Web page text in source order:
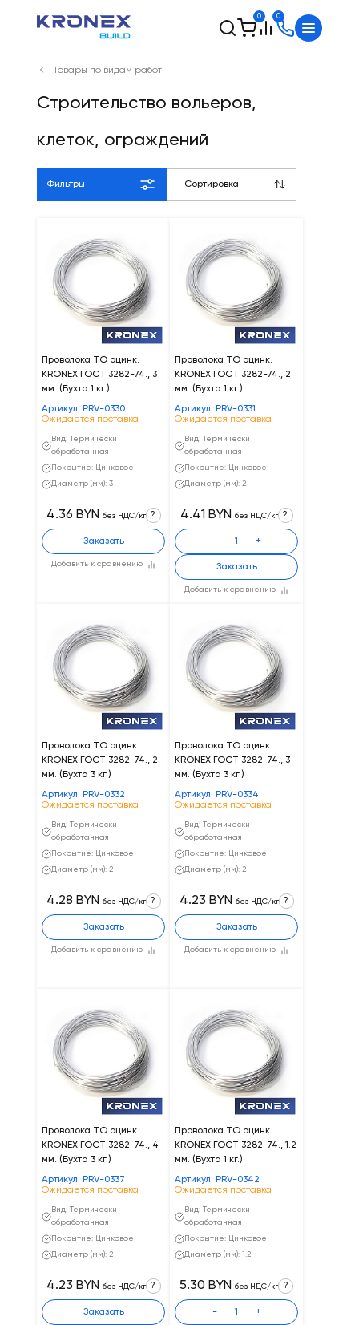
0 0
Товары по видам работ
Строительство вольеров,
клеток, ограждений
Фильтры - Сортировка -
Проволока ТО оцинк.
KRONEX ГОСТ 3282-74., 3
мм. (Бухта 1 кг.)
Артикул: PRV-0330
Ожидается поставка
Вид: Термически
обработанная
Покрытие: Цинковое
Диаметр (мм): 3
Добавить к сравнению
4.36 BYN без НДС/кг ?
Заказать
Проволока ТО оцинк.
KRONEX ГОСТ 3282-74., 2
мм. (Бухта 1 кг.)
Артикул: PRV-0331
Ожидается поставка
Вид: Термически
обработанная
Покрытие: Цинковое
Диаметр (мм): 2
Добавить к сравнению
4.41 BYN без НДС/кг ?
- +
Заказать
Проволока ТО оцинк.
KRONEX ГОСТ 3282-74., 2
мм. (Бухта 3 кг.)
Артикул: PRV-0332
Ожидается поставка
Вид: Термически
обработанная
Покрытие: Цинковое
Диаметр (мм): 2
Добавить к сравнению
4.28 BYN без НДС/кг ?
Заказать
Проволока ТО оцинк.
KRONEX ГОСТ 3282-74., 3
мм. (Бухта 3 кг.)
Артикул: PRV-0334
Ожидается поставка
Вид: Термически
обработанная
Покрытие: Цинковое
Диаметр (мм): 2
Добавить к сравнению
4.23 BYN без НДС/кг ?
Заказать
Проволока ТО оцинк.
KRONEX ГОСТ 3282-74., 4
мм. (Бухта 3 кг.)
Артикул: PRV-0337
Ожидается поставка
Вид: Термически
обработанная
Покрытие: Цинковое
Диаметр (мм): 2
4.23 BYN без НДС/кг ?
Заказать
Проволока ТО оцинк.
KRONEX ГОСТ 3282-74., 1.2
мм. (Бухта 1 кг.)
Артикул: PRV-0342
Ожидается поставка
Вид: Термически
обработанная
Покрытие: Цинковое
Диаметр (мм): 1.2
5.30 BYN без НДС/кг ?
- +